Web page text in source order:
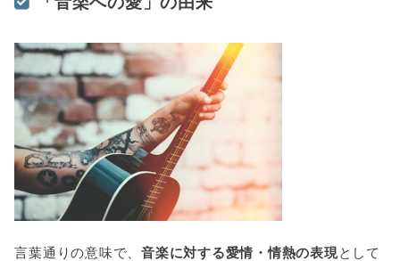
言葉通りの意味で、音楽に対する愛情・情熱の表現として